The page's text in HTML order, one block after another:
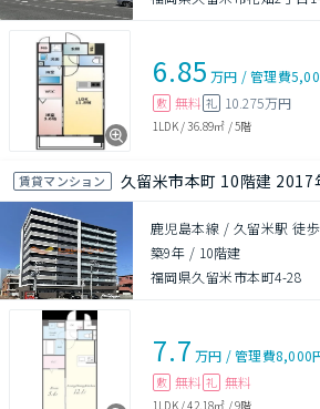
6.85 万円 /管理費
敷 無料 礼 10.275万円
1LDK/36.89㎡ /5階
賃貸マンション 久留米市本町 10階建 2017
鹿児島本線 / 久留米駅 徒
築9年 / 10階建
福岡県久留米市本町4-28
7.7 万円 /管理費8,000
敷 無料 礼 無料
1LDK/42.18㎡ /9階